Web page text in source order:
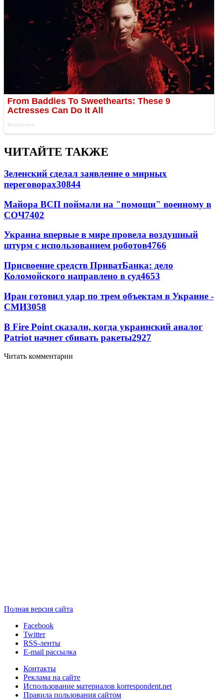
ЧИТАЙТЕ ТАКЖЕ
Зеленский сделал заявление о мирных
переговорах30844
Майора ВСП поймали на "помощи" военному в
СОЧ7402
Украина впервые в мире провела воздушный
штурм с использованием роботов4766
Присвоение средств ПриватБанка: дело
Коломойского направлено в суд4653
Иран готовил удар по трем объектам в Украине -
СМИ3058
В Fire Point сказали, когда украинский аналог
Patriot начнет сбивать ракеты2927
Читать комментарии
Полная версия сайта
Facebook
Twitter
RSS-ленты
E-mail рассылка
Контакты
Реклама на сайте
Использование материалов korrespondent.net
Правила пользования сайтом